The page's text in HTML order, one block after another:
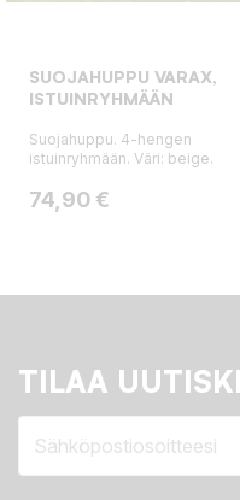
SUOJAHUPPU VARAX,
ISTUINRYHMÄÄN
Suojahuppu. 4-hengen
istuinryhmään. Väri: beige.
Hinta
74,90 €
TILAA